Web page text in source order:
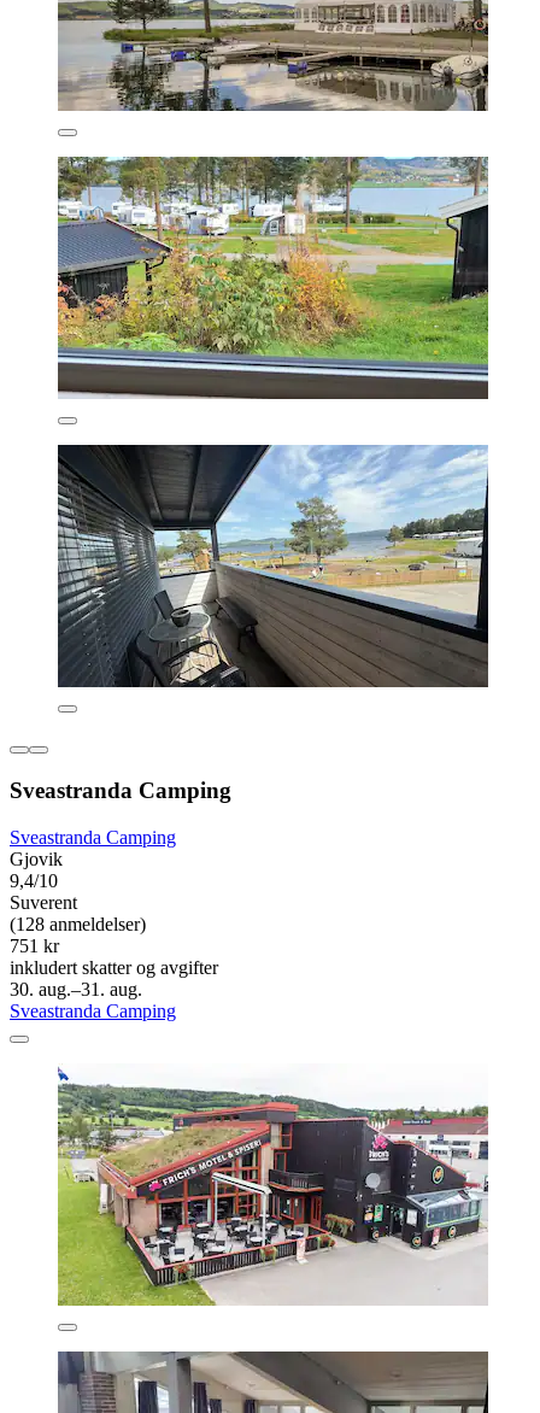
Sveastranda Camping
Sveastranda Camping
Gjovik
9,4/10
Suverent
(128 anmeldelser)
751 kr
inkludert skatter og avgifter
30. aug.–31. aug.
Sveastranda Camping